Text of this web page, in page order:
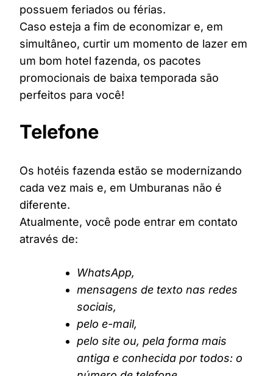
possuem feriados ou férias.
Caso esteja a fim de economizar e, em
simultâneo, curtir um momento de lazer em
um bom hotel fazenda, os pacotes
promocionais de baixa temporada são
perfeitos para você!
Telefone
Os hotéis fazenda estão se modernizando
cada vez mais e, em Umburanas não é
diferente.
Atualmente, você pode entrar em contato
através de:
WhatsApp,
mensagens de texto nas redes
sociais,
pelo e-mail,
pelo site ou, pela forma mais
antiga e conhecida por todos: o